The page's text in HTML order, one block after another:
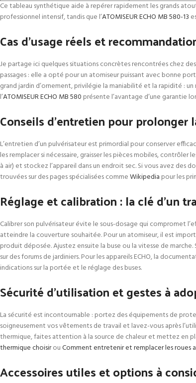
Ce tableau synthétique aide à repérer rapidement les grands
professionnel intensif, tandis que l’ATOMISEUR ECHO MB 580-13
Cas d’usage réels et
Je partage ici quelques situations concrètes rencontrées chez
passages : elle a opté pour un atomiseur puissant avec bonne
grand jardin d’ornement, privilégie la maniabilité et la rapidité :
l’ATOMISEUR ECHO MB 580 présente l’avantage d’une garantie
Conseils d’entretien pour prolonger
L’entretien d’un pulvérisateur est primordial pour conserver
les remplacer si nécessaire, graisser les pièces mobiles,
à air) et stockez l’appareil dans un endroit sec. Si vous avez
trouvées sur des pages spécialisées commeWikipedia pour les
Réglage et calibration : la clé d’un
Calibrer son pulvérisateur évite le sous-dosage qui compromet
atteindre la couverture souhaitée. Pour un atomiseur, il est
produit déposée. Ajustez ensuite la buse ou la vitesse de
sur des forums de jardiniers. Pour les appareils ECHO, la
indications sur la portée et le réglage des buses.
Sécurité d’utilisation et gestes à
La sécurité est incontournable : portez des équipements de
soigneusement vos vêtements de travail et lavez-vous après
thermique, faites attention à la source de chaleur et mettez en
thermique choisirouComment entretenir et remplacer les roues
Accessoires utiles et options à